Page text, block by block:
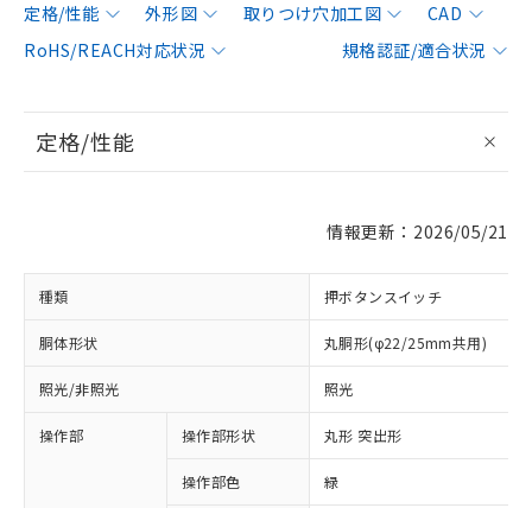
定格/性能 外形図 取りつけ穴加工図
CAD
RoHS/REACH対応状況
規格認証/適合状況
定格/性能
情報更新：2026/05/21
種類 押ボタンスイッチ
胴体形状 丸胴形(φ22/25mm共用)
照光/非照光 照光
操作部 操作部形状 丸形 突出形
操作部色 緑